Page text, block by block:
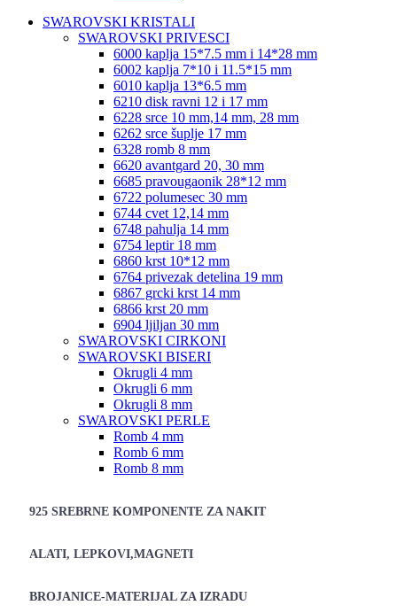
SWAROVSKI KRISTALI
SWAROVSKI PRIVESCI
6000 kaplja 15*7.5 mm i 14*28 mm
6002 kaplja 7*10 i 11.5*15 mm
6010 kaplja 13*6.5 mm
6210 disk ravni 12 i 17 mm
6228 srce 10 mm,14 mm, 28 mm
6262 srce šuplje 17 mm
6328 romb 8 mm
6620 avantgard 20, 30 mm
6685 pravougaonik 28*12 mm
6722 polumesec 30 mm
6744 cvet 12,14 mm
6748 pahulja 14 mm
6754 leptir 18 mm
6860 krst 10*12 mm
6764 privezak detelina 19 mm
6867 grcki krst 14 mm
6866 krst 20 mm
6904 ljiljan 30 mm
SWAROVSKI CIRKONI
SWAROVSKI BISERI
Okrugli 4 mm
Okrugli 6 mm
Okrugli 8 mm
SWAROVSKI PERLE
Romb 4 mm
Romb 6 mm
Romb 8 mm
925 SREBRNE KOMPONENTE ZA NAKIT
ALATI, LEPKOVI,MAGNETI
BROJANICE-MATERIJAL ZA IZRADU